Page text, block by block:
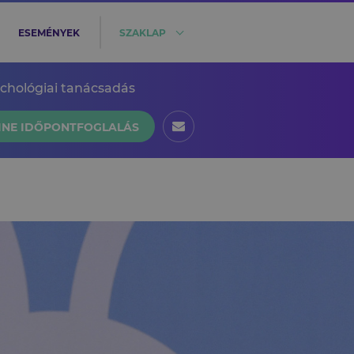
ESEMÉNYEK SZAKLAP
tanácsadás
IDŐPONTFOGLALÁS